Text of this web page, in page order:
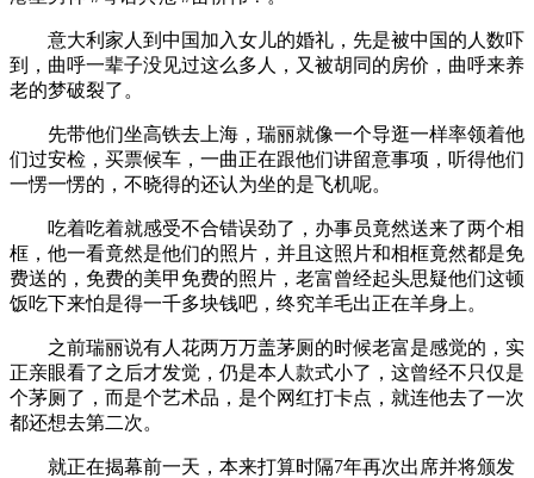
意大利家人到中国加入女儿的婚礼，先是被中国的人数吓
到，曲呼一辈子没见过这么多人，又被胡同的房价，曲呼来养
老的梦破裂了。
先带他们坐高铁去上海，瑞丽就像一个导逛一样率领着他
们过安检，买票候车，一曲正在跟他们讲留意事项，听得他们
一愣一愣的，不晓得的还认为坐的是飞机呢。
吃着吃着就感受不合错误劲了，办事员竟然送来了两个相
框，他一看竟然是他们的照片，并且这照片和相框竟然都是免
费送的，免费的美甲免费的照片，老富曾经起头思疑他们这顿
饭吃下来怕是得一千多块钱吧，终究羊毛出正在羊身上。
之前瑞丽说有人花两万万盖茅厕的时候老富是感觉的，实
正亲眼看了之后才发觉，仍是本人款式小了，这曾经不只仅是
个茅厕了，而是个艺术品，是个网红打卡点，就连他去了一次
都还想去第二次。
就正在揭幕前一天，本来打算时隔7年再次出席并将颁发